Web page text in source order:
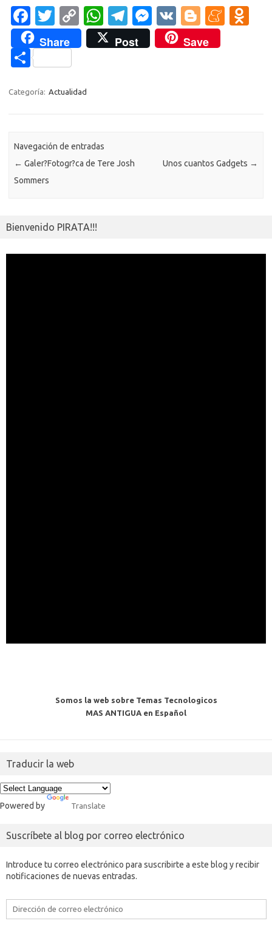
en alquiler a largo plazo y
acceso al terrado de su casa,
le ponemos…
Fa
c
e
b
o
T
w
it
te
r
C
o
p
Li
W
h
at
T
el
e
M
es
se
V
K
Bl
o
g
M
i
Share Post Save
C
m
ti
r
Categoría: Actualidad
Navegación de entradas
← Galer?Fotogr?ca de Tere Josh
Sommers
Unos cuantos Gadgets →
Bienvenido PIRATA!!!
Somos la web sobre Temas Tecnologicos
MAS ANTIGUA en Español
Traducir la web
Powered by Translate
Suscríbete al blog por correo electrónico
Introduce tu correo electrónico para suscribirte a este blog y recibir
notificaciones de nuevas entradas.
Dirección